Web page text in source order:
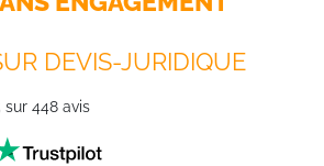
DEVIS-JURIDIQUE
sur 448 avis